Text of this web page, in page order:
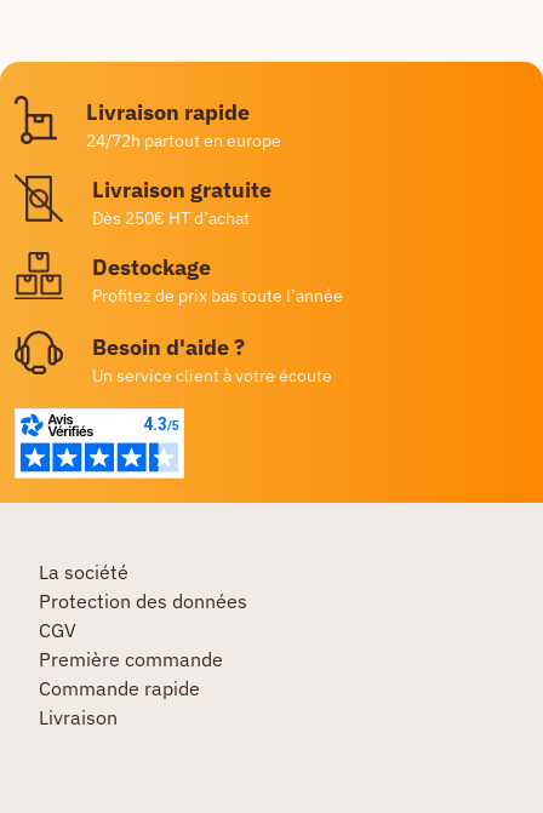
Livraison rapide
24/72h partout en europe
Livraison gratuite
Dès 250€ HT d’achat
Destockage
Profitez de prix bas toute l’année
Besoin d'aide ?
Un service client à votre écoute
La société
Protection des données
CGV
Première commande
Commande rapide
Livraison